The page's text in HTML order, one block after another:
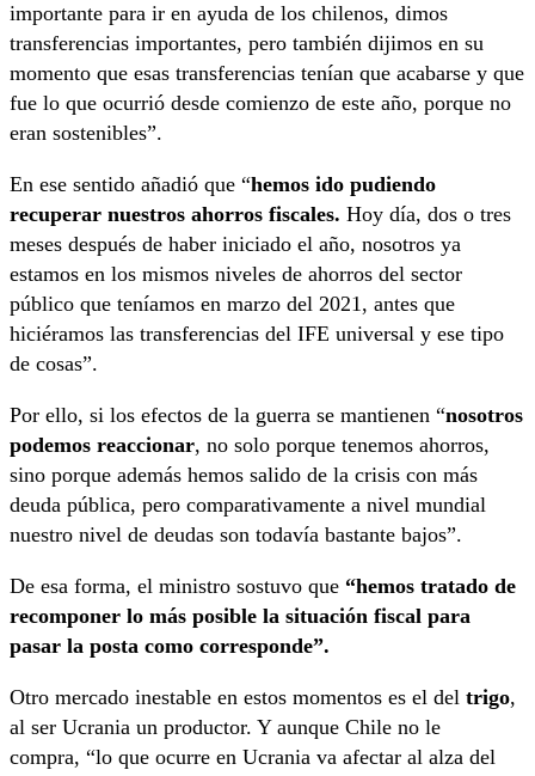
importante para ir en ayuda de los chilenos, dimos
transferencias importantes, pero también dijimos en su
momento que esas transferencias tenían que acabarse y que
fue lo que ocurrió desde comienzo de este año, porque no
eran sostenibles”.
En ese sentido añadió que “hemos ido pudiendo
recuperar nuestros ahorros fiscales. Hoy día, dos o tres
meses después de haber iniciado el año, nosotros ya
estamos en los mismos niveles de ahorros del sector
público que teníamos en marzo del 2021, antes que
hiciéramos las transferencias del IFE universal y ese tipo
de cosas”.
Por ello, si los efectos de la guerra se mantienen “nosotros
podemos reaccionar, no solo porque tenemos ahorros,
sino porque además hemos salido de la crisis con más
deuda pública, pero comparativamente a nivel mundial
nuestro nivel de deudas son todavía bastante bajos”.
De esa forma, el ministro sostuvo que “hemos tratado de
recomponer lo más posible la situación fiscal para
pasar la posta como corresponde”.
Otro mercado inestable en estos momentos es el del trigo,
al ser Ucrania un productor. Y aunque Chile no le
compra, “lo que ocurre en Ucrania va afectar al alza del